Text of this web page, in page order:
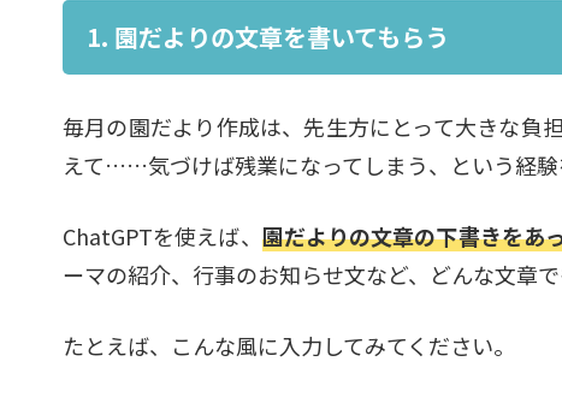
1. 園だよりの文章を書いてもらう
毎月の園だより作成は、先生方にとって大きな負
えて……気づけば残業になってしまう、という経験
ChatGPTを使えば、 園だよりの文章の下書きをあ
ーマの紹介、行事のお知らせ文など、どんな文章で
たとえば、こんな風に入力してみてください。